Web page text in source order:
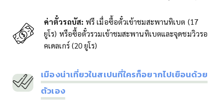
ค่าตั๋วรถบัส: ฟรี เมื่อซื้อตั๋วเข้าชมสะพานทิเบต (17
ยูโร) หรือซื้อตั๋วรวมเข้าชมสะพานทิเบตและจุดชมวิวรอ
คเดลเกร์ (20 ยูโร)
เมืองน่าเที่ยวในสเปนที่ใครก็อยากไปเยือนด้วย
ตัวเอง